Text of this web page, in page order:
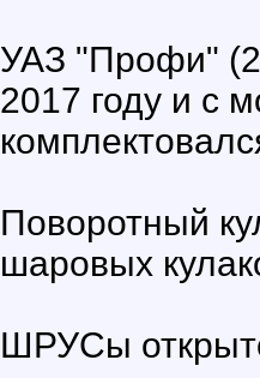
УАЗ "Профи"
2017 году и с
Поворотный
шаровых
ШРУСы